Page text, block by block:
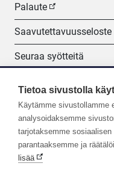
Palaute
Saavutettavuusseloste
Seuraa syötteitä
Tietoa sivustolla
Käytämme sivustollamme
analysoidaksemme
tarjotaksemme
parantaaksemme ja
lisää